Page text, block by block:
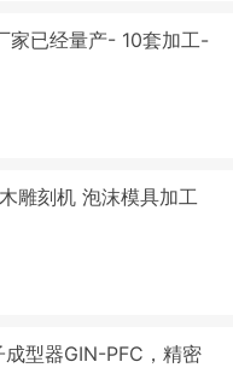
家已经量产- 10套加工-
雕刻机 泡沫模具加工
型器GIN-PFC，精密